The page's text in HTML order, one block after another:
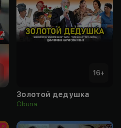
16+
Золотой дедушка
Obuna